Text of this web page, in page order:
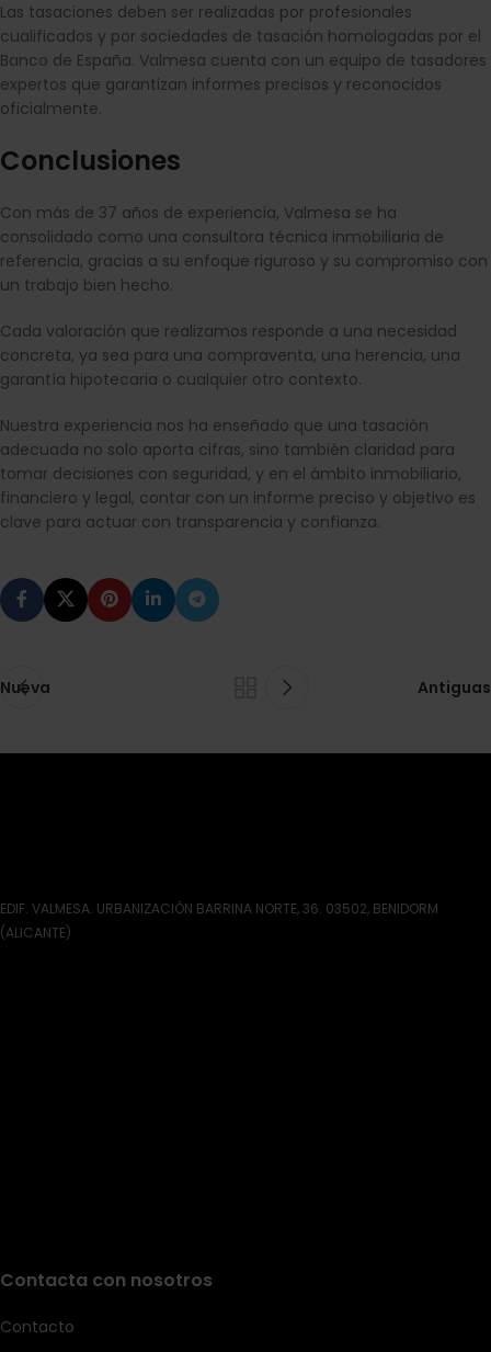
Las tasaciones deben ser realizadas por profesionales
cualificados y por sociedades de tasación homologadas por el
Banco de España. Valmesa cuenta con un equipo de tasadores
expertos que garantizan informes precisos y reconocidos
oficialmente.
Conclusiones
Con más de 37 años de experiencia, Valmesa se ha
consolidado como una consultora técnica inmobiliaria de
referencia, gracias a su enfoque riguroso y su compromiso con
un trabajo bien hecho.
Cada valoración que realizamos responde a una necesidad
concreta, ya sea para una compraventa, una herencia, una
garantía hipotecaria o cualquier otro contexto.
Nuestra experiencia nos ha enseñado que una tasación
adecuada no solo aporta cifras, sino también claridad para
tomar decisiones con seguridad, y en el ámbito inmobiliario,
financiero y legal, contar con un informe preciso y objetivo es
clave para actuar con transparencia y confianza.
Nueva Antiguas
EDIF. VALMESA. URBANIZACIÓN BARRINA NORTE, 36. 03502, BENIDORM
(ALICANTE)
Contacta con nosotros
Contacto